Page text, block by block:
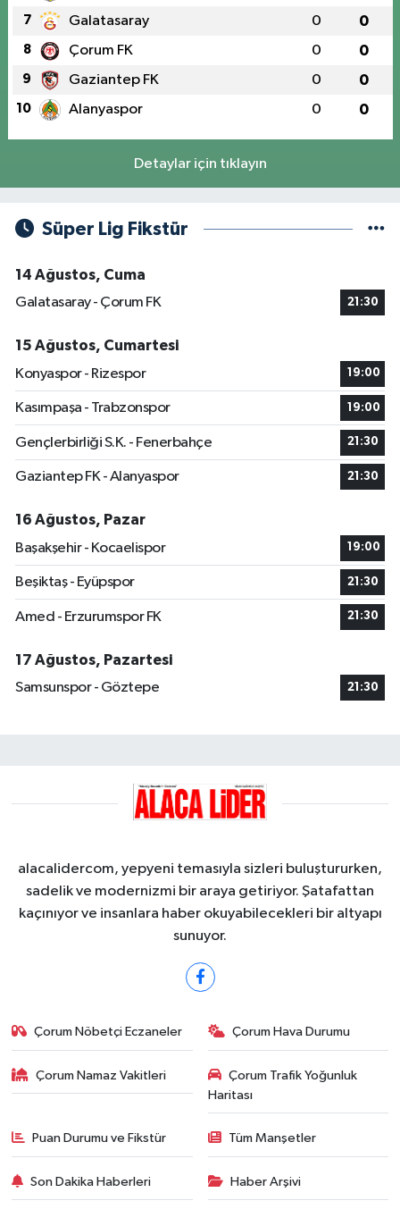
7 Galatasaray 0 0
8 Çorum FK 0 0
9 Gaziantep FK 0 0
10 Alanyaspor 0 0
Detaylar için tıklayın
Süper Lig Fikstür
14 Ağustos, Cuma
Galatasaray - Çorum FK
21:30
15 Ağustos, Cumartesi
Konyaspor - Rizespor
19:00
Kasımpaşa - Trabzonspor 19:00
Gençlerbirliği S.K. - Fenerbahçe 21:30
Gaziantep FK - Alanyaspor 21:30
16 Ağustos, Pazar
Başakşehir - Kocaelispor
19:00
Beşiktaş - Eyüpspor 21:30
Amed - Erzurumspor FK 21:30
17 Ağustos, Pazartesi
Samsunspor - Göztepe
21:30
alacalidercom, yepyeni temasıyla sizleri buluştururken,
sadelik ve modernizmi bir araya getiriyor. Şatafattan
kaçınıyor ve insanlara haber okuyabilecekleri bir altyapı
sunuyor.
Çorum Nöbetçi Eczaneler Çorum Hava Durumu
Çorum Namaz Vakitleri
Çorum Trafik Yoğunluk
Haritası
Puan Durumu ve Fikstür Tüm Manşetler
Son Dakika Haberleri Haber Arşivi